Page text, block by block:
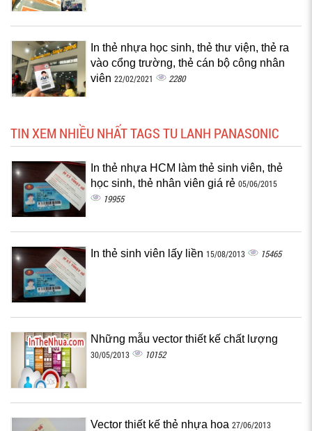
In thẻ nhựa học sinh, thẻ thư viện, thẻ ra
vào cổng trường, thẻ cán bộ công nhân
viên 22/02/2021 2280
TIN XEM NHIỀU NHẤT TAGS TU LANH PANASONIC
In thẻ nhựa HCM làm thẻ sinh viên, thẻ
học sinh, thẻ nhân viên giá rẻ 05/06/2015
19955
In thẻ sinh viên lấy liền 15/08/2013 15465
Những mẫu vector thiết kế chất lượng
30/05/2013 10152
Vector thiết kế thẻ nhựa hoa 27/06/2013